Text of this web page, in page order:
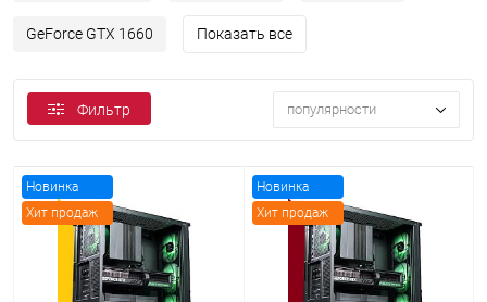
GeForce GTX 1660 Показать все
Фильтр популярности
Новинка
Хит продаж
Рекомендуем
Новинка
Хит продаж
Рекомендуем